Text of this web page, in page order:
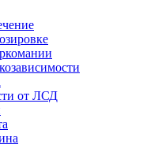
от ЛСД